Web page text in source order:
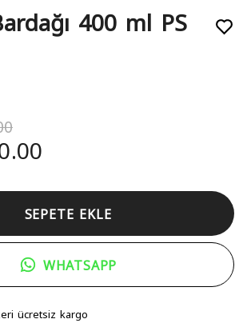
400 ml PS
SEPETE EKLE
WHATSAPP
ücretsiz kargo